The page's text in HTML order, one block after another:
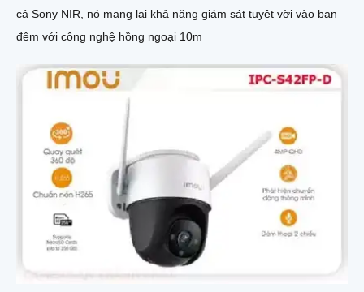
cả Sony NIR, nó mang lại khả năng giám sát tuyệt vời vào ban
đêm với công nghệ hồng ngoại 10m